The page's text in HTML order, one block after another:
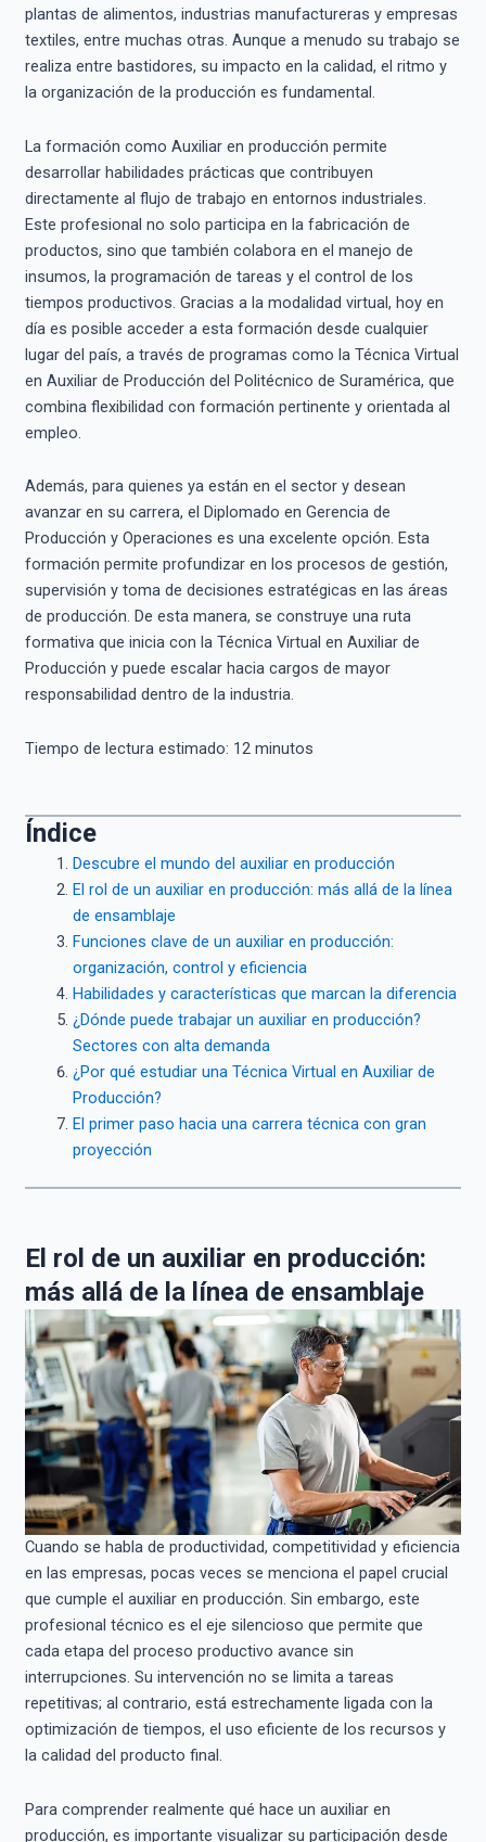
plantas de alimentos, industrias manufactureras y empresas
textiles, entre muchas otras. Aunque a menudo su trabajo se
realiza entre bastidores, su impacto en la calidad, el ritmo y
la organización de la producción es fundamental.
La formación como Auxiliar en producción permite
desarrollar habilidades prácticas que contribuyen
directamente al flujo de trabajo en entornos industriales.
Este profesional no solo participa en la fabricación de
productos, sino que también colabora en el manejo de
insumos, la programación de tareas y el control de los
tiempos productivos. Gracias a la modalidad virtual, hoy en
día es posible acceder a esta formación desde cualquier
lugar del país, a través de programas como la Técnica Virtual
en Auxiliar de Producción del Politécnico de Suramérica, que
combina flexibilidad con formación pertinente y orientada al
empleo.
Además, para quienes ya están en el sector y desean
avanzar en su carrera, el Diplomado en Gerencia de
Producción y Operaciones es una excelente opción. Esta
formación permite profundizar en los procesos de gestión,
supervisión y toma de decisiones estratégicas en las áreas
de producción. De esta manera, se construye una ruta
formativa que inicia con la Técnica Virtual en Auxiliar de
Producción y puede escalar hacia cargos de mayor
responsabilidad dentro de la industria.
Tiempo de lectura estimado: 12minutos
Índice
Descubre el mundo del auxiliar en producción
El rol de un auxiliar en producción: más allá de la línea
de ensamblaje
Funciones clave de un auxiliar en producción:
organización, control y eficiencia
Habilidades y características que marcan la diferencia
¿Dónde puede trabajar un auxiliar en producción?
Sectores con alta demanda
¿Por qué estudiar una Técnica Virtual en Auxiliar de
Producción?
El primer paso hacia una carrera técnica con gran
proyección
El rol de un auxiliar en producción:
más allá de la línea de ensamblaje
Cuando se habla de productividad, competitividad y eficiencia
en las empresas, pocas veces se menciona el papel crucial
que cumple el auxiliar en producción. Sin embargo, este
profesional técnico es el eje silencioso que permite que
cada etapa del proceso productivo avance sin
interrupciones. Su intervención no se limita a tareas
repetitivas; al contrario, está estrechamente ligada con la
optimización de tiempos, el uso eficiente de los recursos y
la calidad del producto final.
Para comprender realmente qué hace un auxiliar en
producción, es importante visualizar su participación desde